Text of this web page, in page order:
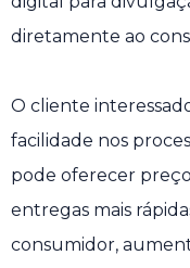
diretamente ao
O cliente
facilidade nos
pode oferecer
entregas mais
consumidor,